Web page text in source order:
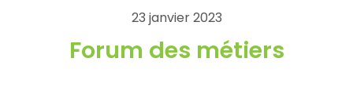
23 janvier 2023
Forum des métiers